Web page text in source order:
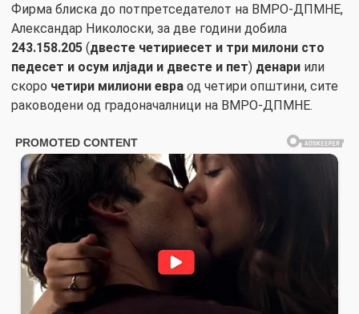
Фирма блиска до потпретседателот на ВМРО-ДПМНЕ,
Александар Николоски, за две години добила
243.158.205 (двесте четириесет и три милони сто
педесет и осум илјади и двесте и пет) денари или
скоро четири милиони евра од четири општини, сите
раководени од градоначалници на ВМРО-ДПМНЕ.